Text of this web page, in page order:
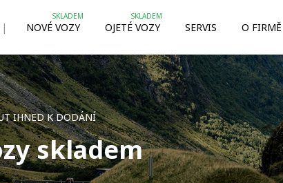
| NOVÉ VOZY OJETÉ VOZY SERVIS O FIRMĚ
IHNED K DODÁNÍ
skladem